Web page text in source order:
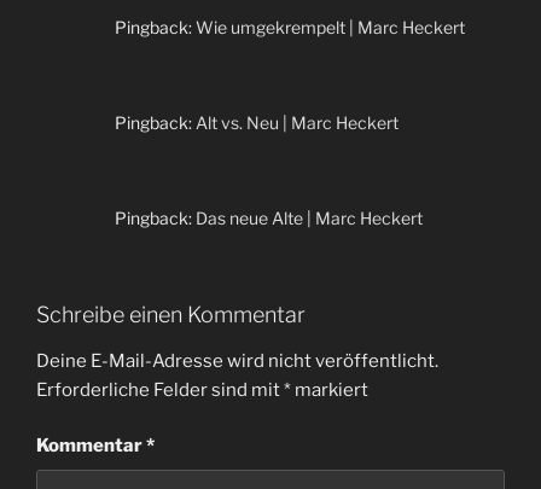
Pingback:Wie umgekrempelt | Marc Heckert
Pingback: Alt vs. Neu | Marc Heckert
Pingback: Das neue Alte | Marc Heckert
Schreibe einen Kommentar
Deine E-Mail-Adresse wird nicht veröffentlicht.
Erforderliche Felder sind mit* markiert
Kommentar*